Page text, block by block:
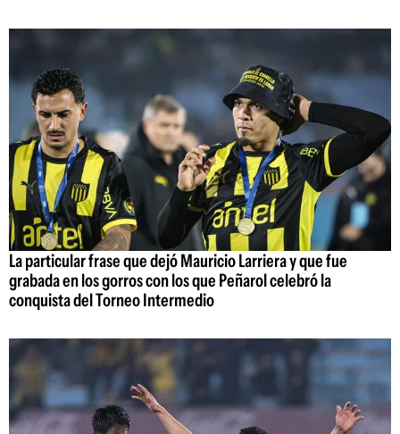
La particular frase que dejó Mauricio Larriera y que fue
grabada en los gorros con los que Peñarol celebró la
conquista del Torneo Intermedio